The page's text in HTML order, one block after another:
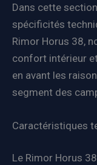
Dans cette
spécificités
Rimor Horus 38,
confort intérieur
en avant les
segment des
Caractéristiques
Le Rimor Horus